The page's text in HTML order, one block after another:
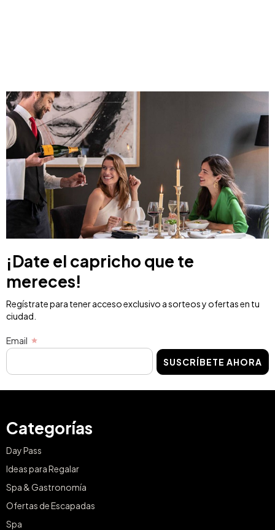
¡Date el capricho que te
mereces!
Regístrate para tener acceso exclusivo a sorteos y ofertas en tu
ciudad.
Email
SUSCRÍBETE AHORA
Categorías
Day Pass
Ideas para Regalar
Spa & Gastronomía
Ofertas de Escapadas
Spa